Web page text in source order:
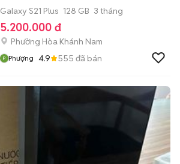
Galaxy S21 Plus 128 GB 3 tháng
5.200.000 đ
Phường Hòa Khánh Nam
Phượng 4.9 555 đã bán